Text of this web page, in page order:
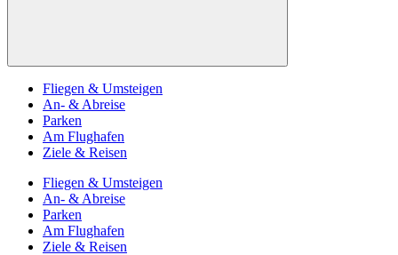
Fliegen & Umsteigen
An- & Abreise
Parken
Am Flughafen
Ziele & Reisen
Fliegen & Umsteigen
An- & Abreise
Parken
Am Flughafen
Ziele & Reisen